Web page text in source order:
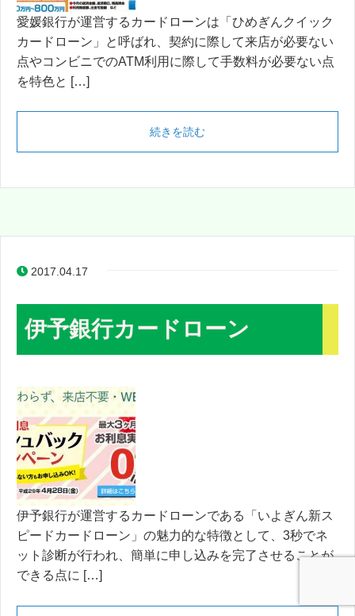
愛媛銀行が運営するカードローンは「ひめぎんクイック
カードローン」と呼ばれ、契約に際して来店が必要ない
点やコンビニでのATM利用に際して手数料が必要ない点
を特色と […]
続きを読む
2017.04.17
伊予銀行カードローン
伊予銀行が運営するカードローンである「いよぎん新ス
ピードカードローン」の魅力的な特徴として、3秒でネ
ット診断が行われ、簡単に申し込みを完了させることが
できる点に […]